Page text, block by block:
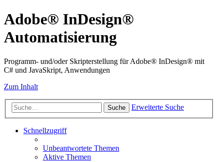
Adobe® InDesign®
Automatisierung
Programm- und/oder Skripterstellung für Adobe® InDesign® mit
C# und JavaSkript, Anwendungen
Zum Inhalt
Suche Erweiterte Suche
Schnellzugriff
Unbeantwortete Themen
Aktive Themen